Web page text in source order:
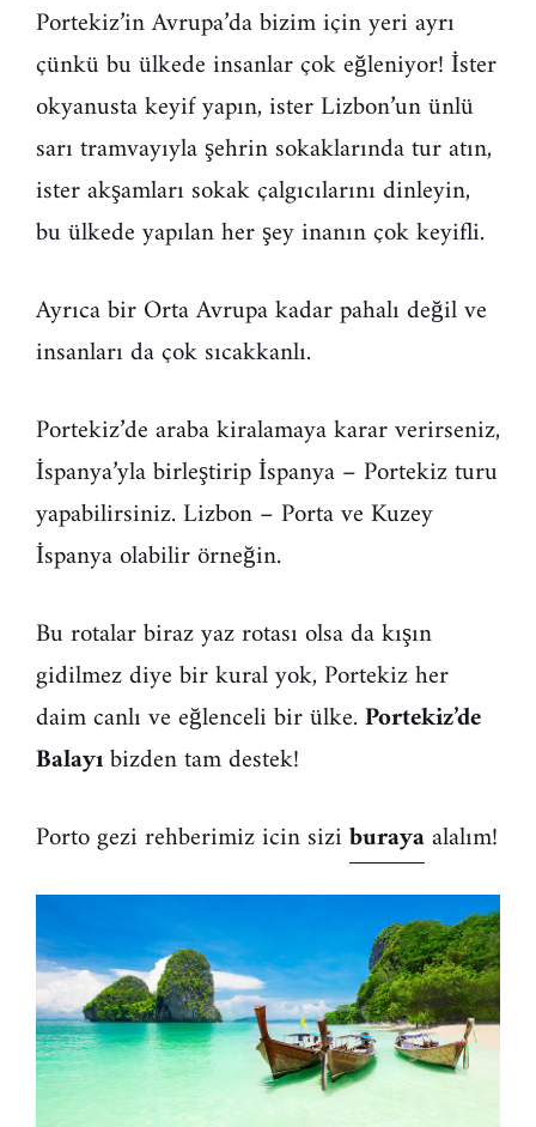
Portekiz’in Avrupa’da bizim için yeri ayrı
çünkü bu ülkede insanlar çok eğleniyor! İster
okyanusta keyif yapın, ister Lizbon’un ünlü
sarı tramvayıyla şehrin sokaklarında tur atın,
ister akşamları sokak çalgıcılarını dinleyin,
bu ülkede yapılan her şey inanın çok keyifli.
Ayrıca bir Orta Avrupa kadar pahalı değil ve
insanları da çok sıcakkanlı.
Portekiz’de araba kiralamaya karar verirseniz,
İspanya’yla birleştirip İspanya – Portekiz turu
yapabilirsiniz. Lizbon – Porta ve Kuzey
İspanya olabilir örneğin.
Bu rotalar biraz yaz rotası olsa da kışın
gidilmez diye bir kural yok, Portekiz her
daim canlı ve eğlenceli bir ülke.Portekiz’de
Balayıbizden tam destek!
Porto gezi rehberimiz icin siziburayaalalım!